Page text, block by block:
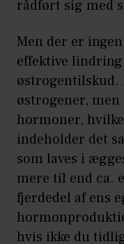
rådført sig med
Men der er
effektive
østrogentilskud.
østrogener,
hormoner,
indeholder det
som laves i
mere til end ca.
fjerdedel af ens
hvis ikke du